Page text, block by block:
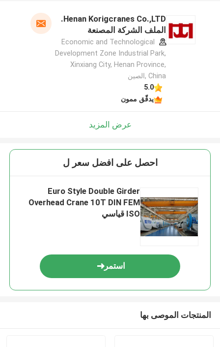
Henan Korigcranes Co.,LTD.
الملف الشركة المصنعة
Economic and Technological
Development Zone Industrial Park,
Xinxiang City, Henan Province,
China ,الصين
5.0
يدقّق ممون
عرض المزيد
احصل على افضل سعر ل
Euro Style Double Girder
Overhead Crane 10T DIN FEM
ISO قياسي
استمر
المنتجات الموصى بها